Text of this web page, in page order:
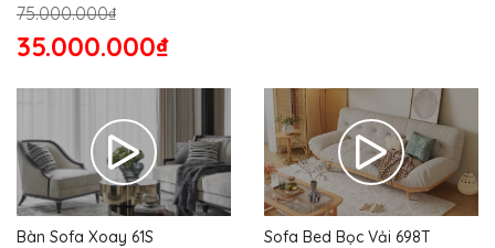
75.000.000₫
35.000.000₫
Bàn Sofa Xoay 61S Sofa Bed Bọc Vải 698T